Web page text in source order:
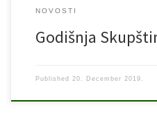
NOVOSTI
Godišnja
Published 20. December 2019.